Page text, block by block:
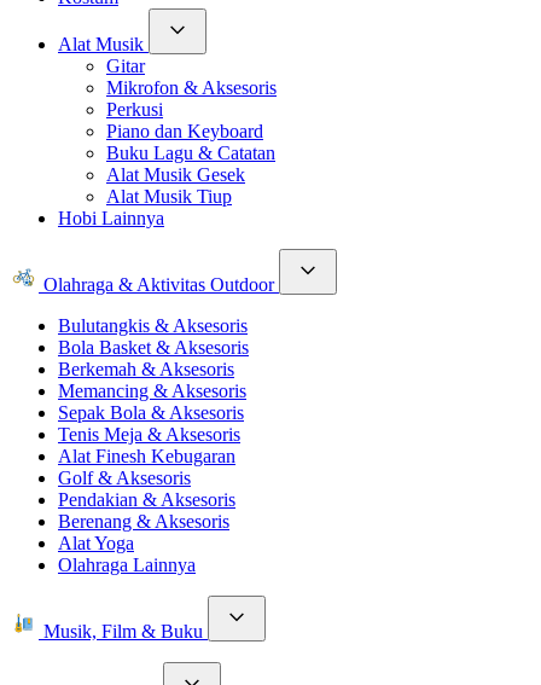
Alat Musik
Gitar
Mikrofon & Aksesoris
Perkusi
Piano dan Keyboard
Buku Lagu & Catatan
Alat Musik Gesek
Alat Musik Tiup
Hobi Lainnya
Olahraga & Aktivitas Outdoor
Bulutangkis & Aksesoris
Bola Basket & Aksesoris
Berkemah & Aksesoris
Memancing & Aksesoris
Sepak Bola & Aksesoris
Tenis Meja & Aksesoris
Alat Finesh Kebugaran
Golf & Aksesoris
Pendakian & Aksesoris
Berenang & Aksesoris
Alat Yoga
Olahraga Lainnya
Musik, Film & Buku